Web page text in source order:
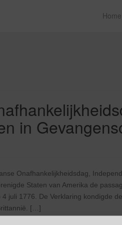
Home
in
Onafhankelijkheidsdag,
Staten van Amerika de
juli 1776. De Verklaring kondigde
[…]